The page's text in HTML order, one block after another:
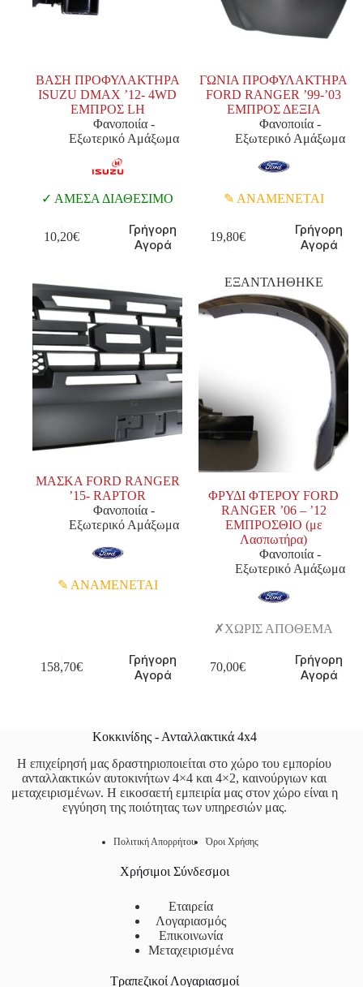
ΒΑΣΗ ΠΡΟΦΥΛΑΚΤΗΡΑ
ISUZU DMAX ’12- 4WD
ΕΜΠΡΟΣ LH
Φανοποιία -
Εξωτερικό Αμάξωμα
ΑΜΕΣΑ ΔΙΑΘΕΣΙΜΟ
10,20€
Γρήγορη
Αγορά
ΓΩΝΙΑ ΠΡΟΦΥΛΑΚΤΗΡΑ
FORD RANGER ’99-’03
ΕΜΠΡΟΣ ΔΕΞΙΑ
Φανοποιία -
Εξωτερικό Αμάξωμα
ΑΝΑΜΕΝΕΤΑΙ
19,80€
Γρήγορη
Αγορά
ΜΑΣΚΑ FORD RANGER
’15- RAPTOR
Φανοποιία -
Εξωτερικό Αμάξωμα
ΑΝΑΜΕΝΕΤΑΙ
158,70€
Γρήγορη
Αγορά
ΕΞΑΝΤΛΗΘΗΚΕ
ΦΡΥΔΙ ΦΤΕΡΟΥ FORD
RANGER ’06 – ’12
ΕΜΠΡΟΣΘΙΟ (με
Λασπωτήρα)
Φανοποιία -
Εξωτερικό Αμάξωμα
ΧΩΡΙΣ ΑΠΟΘΕΜΑ
70,00€
Γρήγορη
Αγορά
Κοκκινίδης - Ανταλλακτικά 4x4
Η επιχείρησή μας δραστηριοποιείται στο χώρο του εμπορίου
ανταλλακτικών αυτοκινήτων 4×4 και 4×2, καινούργιων και
μεταχειρισμένων. Η εικοσαετή εμπειρία μας στον χώρο είναι η
εγγύηση της ποιότητας των υπηρεσιών μας.
Πολιτική Απορρήτου Όροι Χρήσης
Χρήσιμοι Σύνδεσμοι
Εταιρεία
Λογαριασμός
Επικοινωνία
Μεταχειρισμένα
Τραπεζικοί Λογαριασμοί